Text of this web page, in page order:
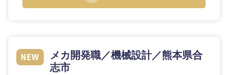
奈良県
メカ開発職／機械設計／熊本県合
志市